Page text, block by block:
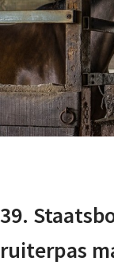
39.
ruiterpas